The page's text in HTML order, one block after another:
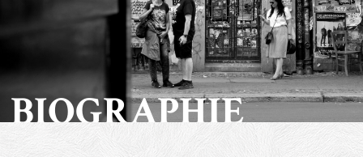
BIOGRAPHIE